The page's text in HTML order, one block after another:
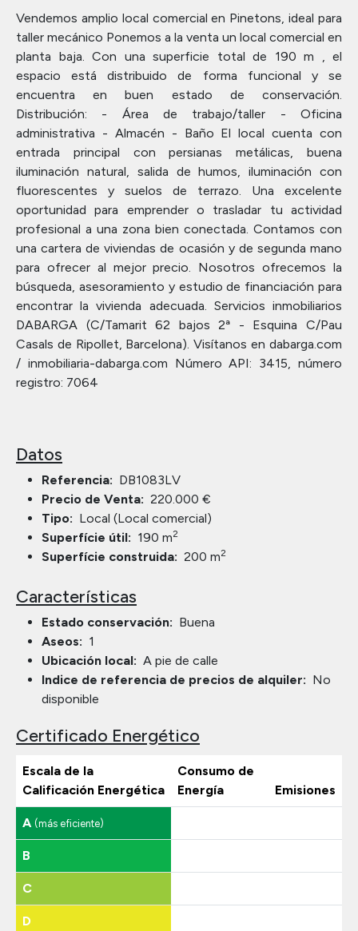
Vendemos amplio local comercial en Pinetons, ideal para
taller mecánico Ponemos a la venta un local comercial en
planta baja. Con una superficie total de 190 m , el
espacio está distribuido de forma funcional y se
encuentra en buen estado de conservación.
Distribución: - Área de trabajo/taller - Oficina
administrativa - Almacén - Baño El local cuenta con
entrada principal con persianas metálicas, buena
iluminación natural, salida de humos, iluminación con
fluorescentes y suelos de terrazo. Una excelente
oportunidad para emprender o trasladar tu actividad
profesional a una zona bien conectada. Contamos con
una cartera de viviendas de ocasión y de segunda mano
para ofrecer al mejor precio. Nosotros ofrecemos la
búsqueda, asesoramiento y estudio de financiación para
encontrar la vivienda adecuada. Servicios inmobiliarios
DABARGA (C/Tamarit 62 bajos 2ª - Esquina C/Pau
Casals de Ripollet, Barcelona). Visítanos en dabarga.com
/ inmobiliaria-dabarga.com Número API: 3415, número
registro: 7064
Datos
Referencia: DB1083LV
Precio de Venta: 220.000 €
Tipo: Local (Local comercial)
Superfície útil: 190 m2
Superfície construida: 200 m2
Características
Estado conservación: Buena
Aseos: 1
Ubicación local: A pie de calle
Indice de referencia de precios de alquiler: No
disponible
Certificado Energético
Escala de la
Calificación Energética
Consumo de
Energía
Emisiones
A (más eficiente)
B
C
D